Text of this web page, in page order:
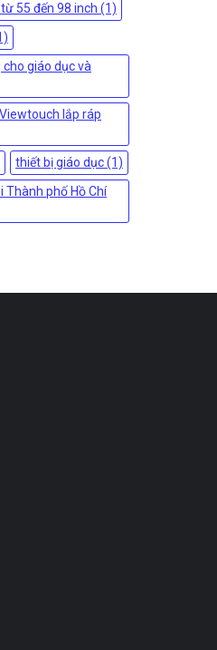
55 đến 98 inch (1)
giáo dục và
lắp ráp
thiết bị giáo dục (1)
phố Hồ Chí